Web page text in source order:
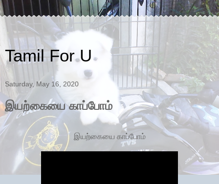
Tamil For U
Saturday, May 16, 2020
இயற்கையை காப்போம்
இயற்கையை காப்போம்